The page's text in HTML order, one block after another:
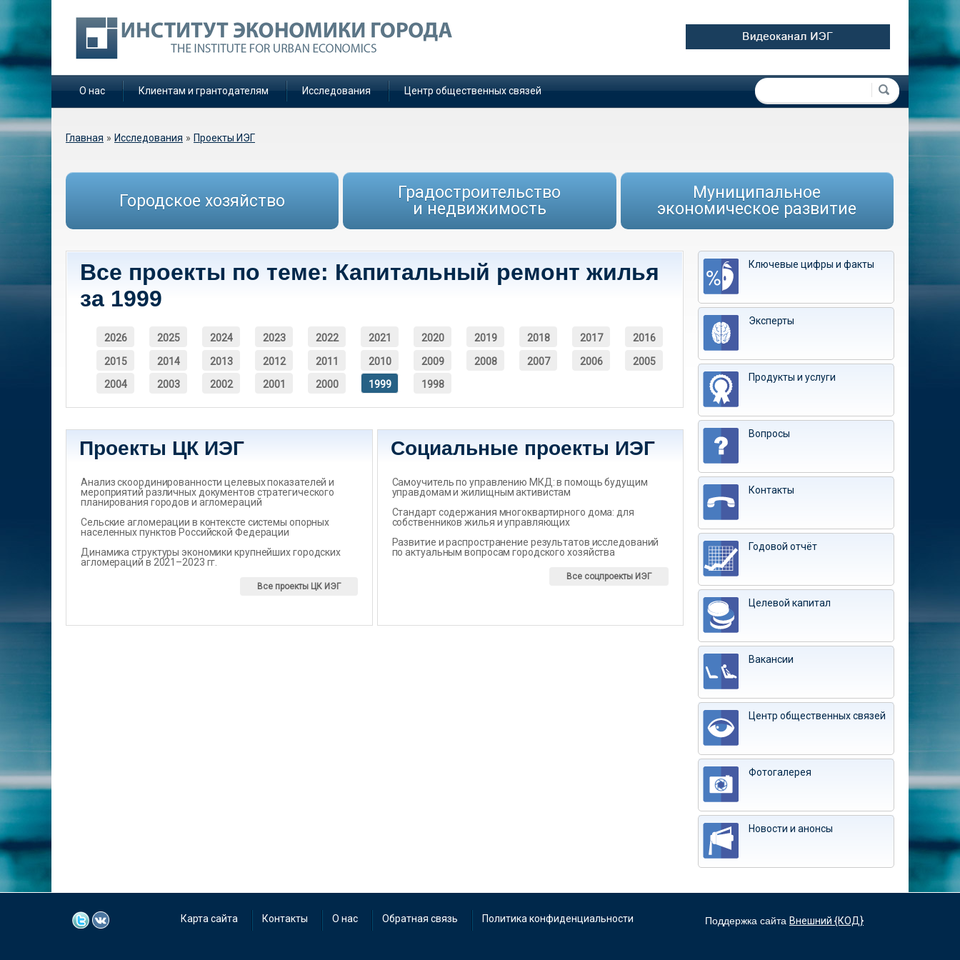
О нас Клиентам и грантодателям Исследования Центр общественных связей Форма поиска
Поиск
Вы здесь
Главная » Исследования » Проекты ИЭГ
Городское хозяйство
Градостроительство
и недвижимость
Муниципальное
экономическое развитие
Все проекты по теме: Капитальный ремонт жилья
за 1999
2026 2025 2024 2023 2022 2021 2020 2019 2018 2017 2016
2015 2014 2013 2012 2011 2010 2009 2008 2007 2006 2005
2004 2003 2002 2001 2000 1999 1998
Проекты ЦК ИЭГ
Анализ скоординированности целевых показателей и
мероприятий различных документов стратегического
планирования городов и агломераций
Сельские агломерации в контексте системы опорных
населенных пунктов Российской Федерации
Динамика структуры экономики крупнейших городских
агломераций в 2021–2023 гг.
Все проекты ЦК ИЭГ
Социальные проекты ИЭГ
Самоучитель по управлению МКД: в помощь будущим
управдомам и жилищным активистам
Стандарт содержания многоквартирного дома: для
собственников жилья и управляющих
Развитие и распространение результатов исследований
по актуальным вопросам городского хозяйства
Все соцпроекты ИЭГ
Ключевые цифры и факты
Эксперты
Продукты и услуги
Вопросы
Контакты
Годовой отчёт
Целевой капитал
Вакансии
Центр общественных связей
Фотогалерея
Новости и анонсы
Карта сайта Контакты О нас Обратная связь Политика конфиденциальности Поддержка сайта Внешний {КОД}